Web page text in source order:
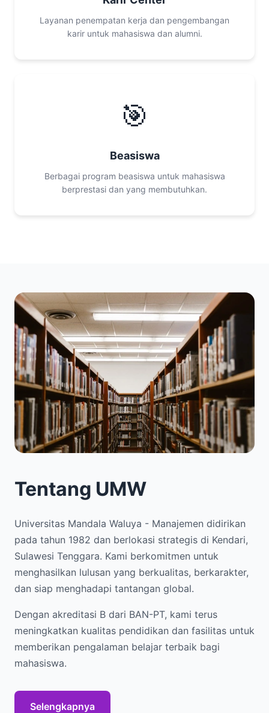
Layanan penempatan kerja dan pengembangan
karir untuk mahasiswa dan alumni.
🎯
Beasiswa
Berbagai program beasiswa untuk mahasiswa
berprestasi dan yang membutuhkan.
Tentang UMW
Universitas Mandala Waluya - Manajemen didirikan
pada tahun 1982 dan berlokasi strategis di Kendari,
Sulawesi Tenggara. Kami berkomitmen untuk
menghasilkan lulusan yang berkualitas, berkarakter,
dan siap menghadapi tantangan global.
Dengan akreditasi B dari BAN-PT, kami terus
meningkatkan kualitas pendidikan dan fasilitas untuk
memberikan pengalaman belajar terbaik bagi
mahasiswa.
Selengkapnya